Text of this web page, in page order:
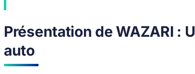
Présentation de WAZARI :
auto